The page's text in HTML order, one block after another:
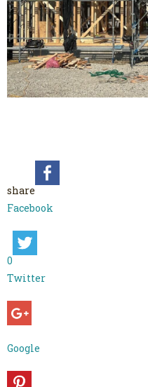
share
Facebook
0
Twitter
Google